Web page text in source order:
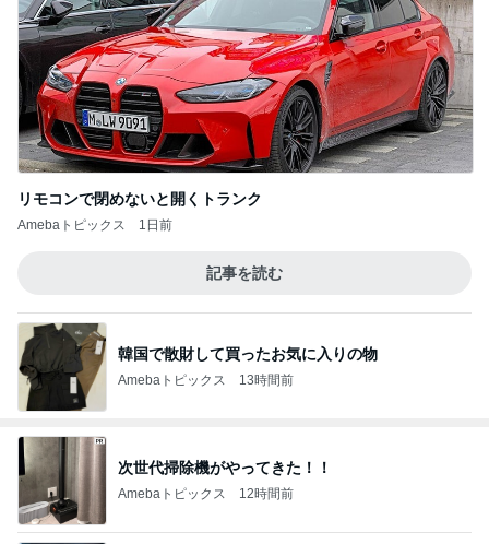
リモコンで閉めないと開くトランク
Amebaトピックス 1日前
記事を読む
韓国で散財して買ったお気に入りの物
Amebaトピックス 13時間前
次世代掃除機がやってきた！！
Amebaトピックス 12時間前